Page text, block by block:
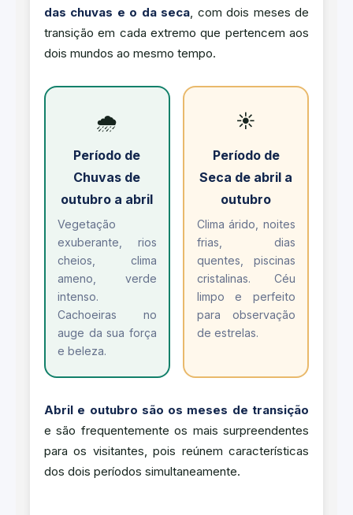
das chuvas e o da seca, com dois meses de
transição em cada extremo que pertencem aos
dois mundos ao mesmo tempo.
🌧️
Período de
Chuvas de
outubro a abril
Vegetação
exuberante, rios
cheios, clima
ameno, verde
intenso.
Cachoeiras no
auge da sua força
e beleza.
☀️
Período de
Seca de abril a
outubro
Clima árido, noites
frias, dias
quentes, piscinas
cristalinas. Céu
limpo e perfeito
para observação
de estrelas.
Abril e outubro são os meses de transição
e são frequentemente os mais surpreendentes
para os visitantes, pois reúnem características
dos dois períodos simultaneamente.